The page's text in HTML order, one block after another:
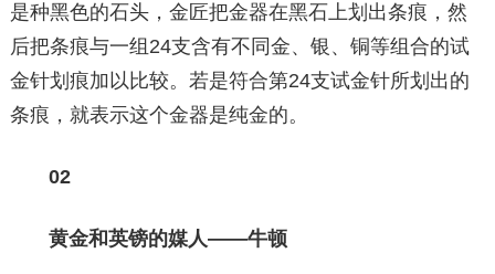
是种黑色的石头，金匠把金器在黑石上划出条痕，然
后把条痕与一组24支含有不同金、银、铜等组合的试
金针划痕加以比较。若是符合第24支试金针所划出的
条痕，就表示这个金器是纯金的。
02
黄金和英镑的媒人——牛顿